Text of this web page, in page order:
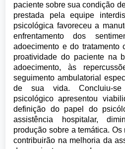
paciente sobre sua condição
prestada pela equipe
psicológica favoreceu a
enfrentamento dos
adoecimento e do tratamento
proatividade do paciente na
adoecimento, às
seguimento ambulatorial
de sua vida. Concluiu-
psicológico apresentou
definição do papel do
assistência hospitalar,
produção sobre a temática.
contribuirão na melhoria da